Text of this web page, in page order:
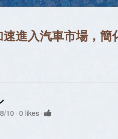
速進入汽車市場，
10 0 likes